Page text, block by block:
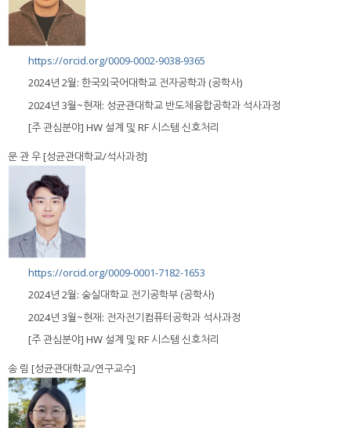
https://orcid.org/0009-0002-9038-9365
2024년 2월: 한국외국어대학교 전자공학과 (공학사)
2024년 3월~현재: 성균관대학교 반도체융합공학과 석사과정
[주 관심분야] HW 설계 및 RF 시스템 신호처리
문 관 우 [성균관대학교/석사과정]
https://orcid.org/0009-0001-7182-1653
2024년 2월: 숭실대학교 전기공학부 (공학사)
2024년 3월~현재: 전자전기컴퓨터공학과 석사과정
[주 관심분야] HW 설계 및 RF 시스템 신호처리
송 림 [성균관대학교/연구교수]